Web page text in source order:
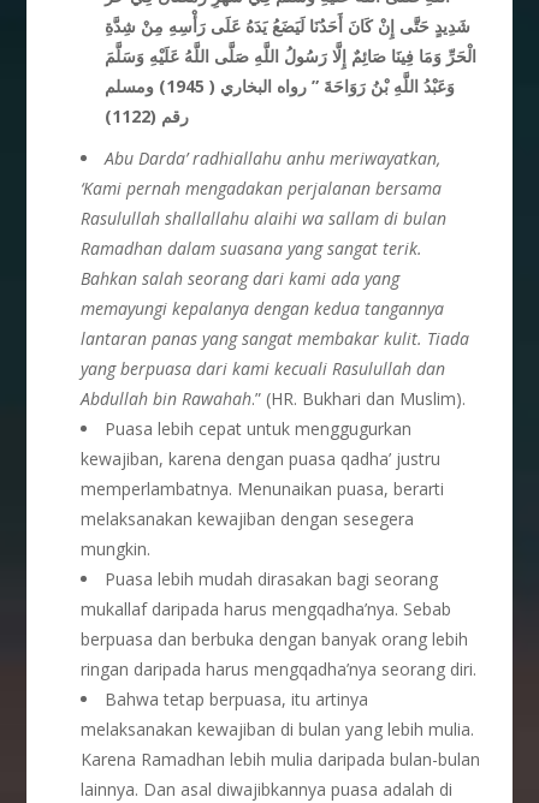
شَدِيدٍ حَتَّى إِنْ كَانَ أَحَدُنَا لَيَضَعُ يَدَهُ عَلَى رَأْسِهِ مِنْ شِدَّةِ
الْحَرِّ وَمَا فِينَا صَائِمٌ إِلَّا رَسُولُ اللَّهِ صَلَّى اللَّهُ عَلَيْهِ وَسَلَّمَ
وَعَبْدُ اللَّهِ بْنُ رَوَاحَةَ ” رواه البخاري ( 1945) ومسلم
رقم (1122
Abu Darda’ radhiallahu anhu meriwayatkan,
‘Kami pernah mengadakan perjalanan bersama
Rasulullah shallallahu alaihi wa sallam di bulan
Ramadhan dalam suasana yang sangat terik.
Bahkan salah seorang dari kami ada yang
memayungi kepalanya dengan kedua tangannya
lantaran panas yang sangat membakar kulit. Tiada
yang berpuasa dari kami kecuali Rasulullah dan
Abdullah bin Rawahah.” (HR. Bukhari dan Muslim).
Puasa lebih cepat untuk menggugurkan
kewajiban, karena dengan puasa qadha’ justru
memperlambatnya. Menunaikan puasa, berarti
melaksanakan kewajiban dengan sesegera
mungkin.
Puasa lebih mudah dirasakan bagi seorang
mukallaf daripada harus mengqadha’nya. Sebab
berpuasa dan berbuka dengan banyak orang lebih
ringan daripada harus mengqadha’nya seorang diri.
Bahwa tetap berpuasa, itu artinya
melaksanakan kewajiban di bulan yang lebih mulia.
Karena Ramadhan lebih mulia daripada bulan-bulan
lainnya. Dan asal diwajibkannya puasa adalah di